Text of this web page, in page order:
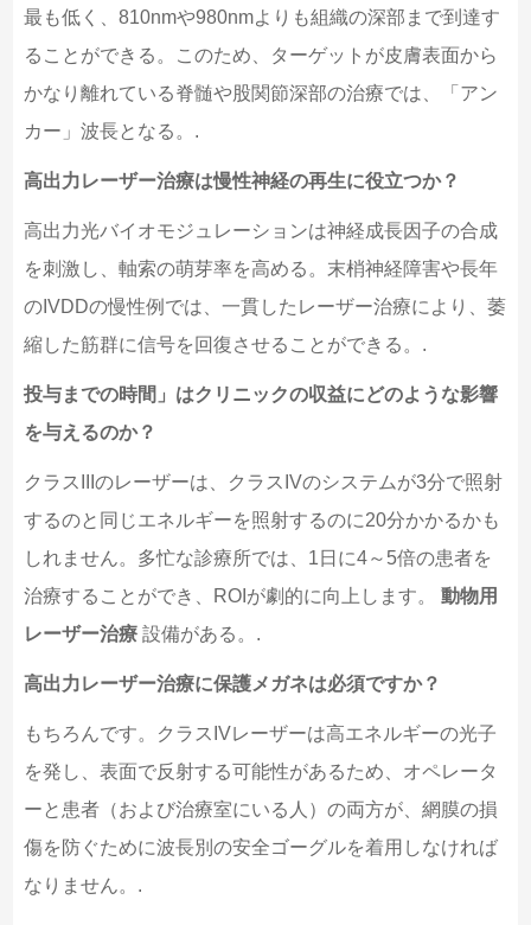
最も低く、810nmや980nmよりも組織の深部まで到達す
ることができる。このため、ターゲットが皮膚表面から
かなり離れている脊髄や股関節深部の治療では、「アン
カー」波長となる。.
高出力レーザー治療は慢性神経の再生に役立つか？
高出力光バイオモジュレーションは神経成長因子の合成
を刺激し、軸索の萌芽率を高める。末梢神経障害や長年
のIVDDの慢性例では、一貫したレーザー治療により、萎
縮した筋群に信号を回復させることができる。.
投与までの時間」はクリニックの収益にどのような影響
を与えるのか？
クラスIIIのレーザーは、クラスIVのシステムが3分で照射
するのと同じエネルギーを照射するのに20分かかるかも
しれません。多忙な診療所では、1日に4～5倍の患者を
治療することができ、ROIが劇的に向上します。 動物用
レーザー治療設備がある。.
高出力レーザー治療に保護メガネは必須ですか？
もちろんです。クラスIVレーザーは高エネルギーの光子
を発し、表面で反射する可能性があるため、オペレータ
ーと患者（および治療室にいる人）の両方が、網膜の損
傷を防ぐために波長別の安全ゴーグルを着用しなければ
なりません。.